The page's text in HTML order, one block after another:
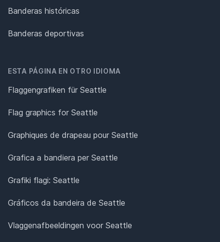
Banderas históricas
Banderas deportivas
ESTA PÁGINA EN OTRO IDIOMA
Flaggengrafiken für Seattle
Flag graphics for Seattle
Graphiques de drapeau pour Seattle
Grafica a bandiera per Seattle
Grafiki flagi: Seattle
Gráficos da bandeira de Seattle
Vlaggenafbeeldingen voor Seattle